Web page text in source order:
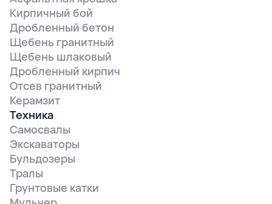
Кирпичный бой
Дробленный бетон
Щебень гранитный
Щебень шлаковый
Дробленный кирпич
Отсев гранитный
Керамзит
Техника
Самосвалы
Экскаваторы
Бульдозеры
Тралы
Грунтовые катки